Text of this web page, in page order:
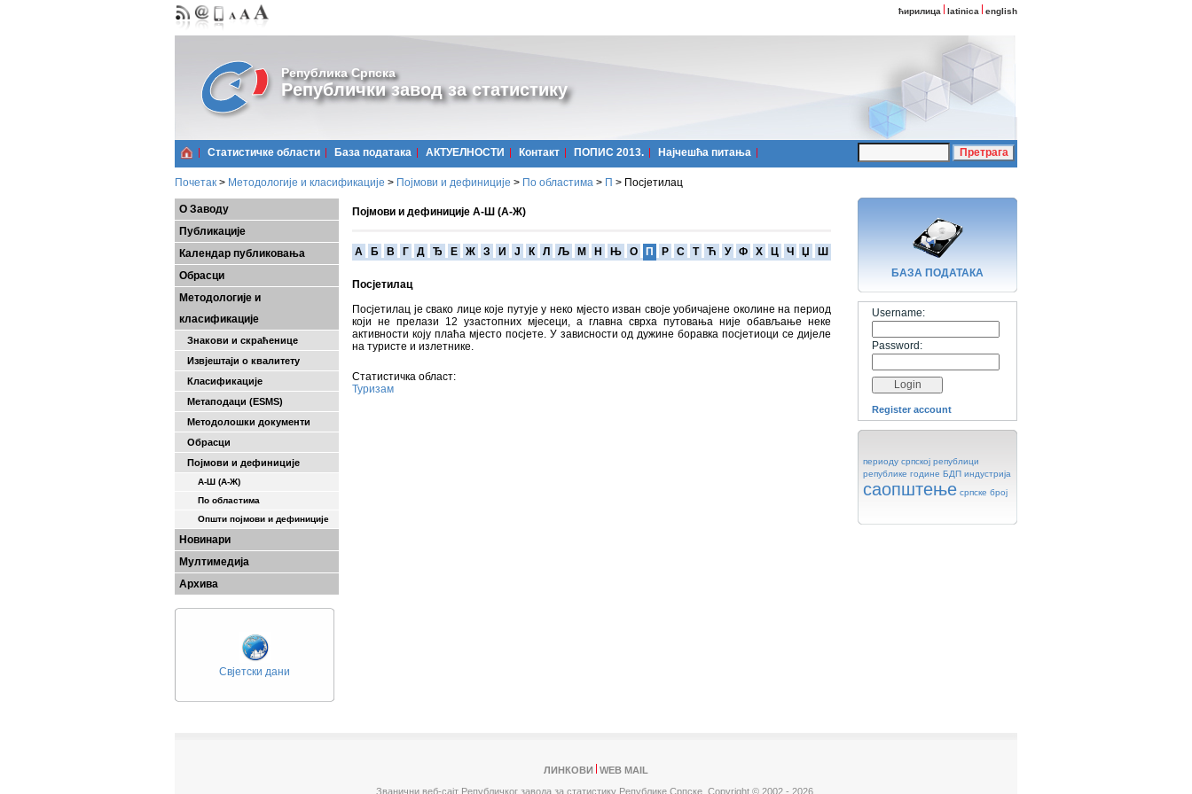
ћирилица latinica english
Република Српска
Републички завод за статистику
Статистичке области Базa података АКТУЕЛНОСТИ Контакт ПОПИС 2013. Најчешћa питања
Почетак > Методологије и класификације > Појмови и дефиниције > По областима > П > Посјетилац
О Заводу
Публикације
Календар публиковања
Обрасци
Методологије и
класификације
Знакови и скраћенице
Извјештаји о квалитету
Класификације
Метаподаци (ESMS)
Методолошки документи
Обрасци
Појмови и дефиниције
А-Ш (A-Ж)
По областима
Општи појмови и дефиниције
Новинари
Мултимедија
Архива
Свјетски дани
Појмови и дефиниције А-Ш (А-Ж)
A Б В Г Д Ђ Е Ж З И Ј К Л Љ М Н Њ О П Р С Т Ћ У Ф Х Ц Ч Џ Ш
Посјетилац
Посјетилац је свако лице које путује у неко мјесто изван своје уобичајене околине на период
који не прелази 12 узастопних мјесеци, а главна сврха путовања није обављање неке
активности коју плаћа мјесто посјете. У зависности од дужине боравка посјетиоци се дијеле
на туристе и излетнике.
Статистичка област:
Туризам
БАЗA ПОДАТАКА
Username:
Password:
Register account
периоду српској републици
републике године БДП индустрија
саопштење српске број
ЛИНКОВИ
WEB MAIL
Званични веб-сајт Републичког завода за статистику Републике Српске, Copyright © 2002 - 2026.